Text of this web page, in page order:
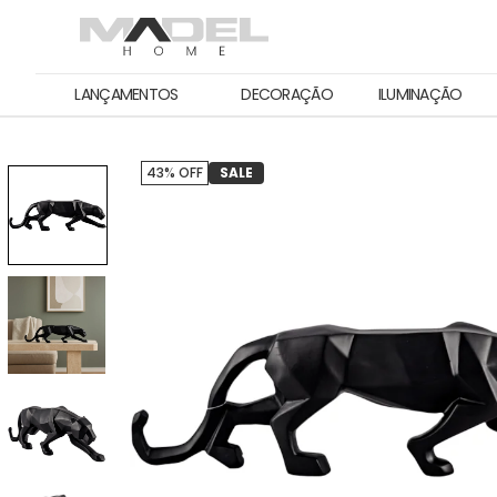
LANÇAMENTOS DECORAÇÃO ILUMINAÇÃO
43% OFF SALE